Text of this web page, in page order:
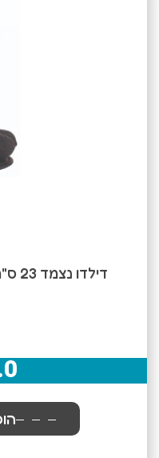
דילדו נצמד 23 ס"מ NMC- Hoodlum שחור